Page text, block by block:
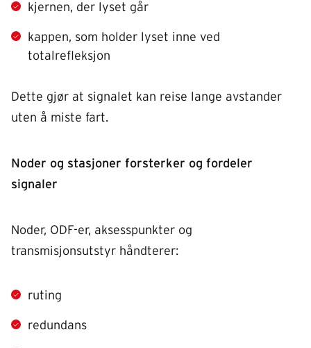
kjernen, der lyset går
kappen, som holder lyset inne ved
totalrefleksjon
Dette gjør at signalet kan reise lange avstander
uten å miste fart.
Noder og stasjoner forsterker og fordeler
signaler
Noder, ODF-er, aksesspunkter og
transmisjonsutstyr håndterer:
ruting
redundans